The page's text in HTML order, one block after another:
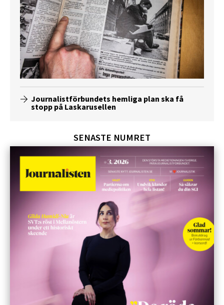
Journalistförbundets hemliga plan ska få
stopp på Laskarusellen
SENASTE NUMRET